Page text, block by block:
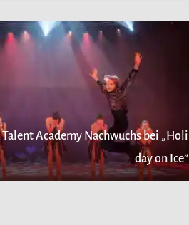
Academy Nachwuchs bei „Holi
day on Ice”